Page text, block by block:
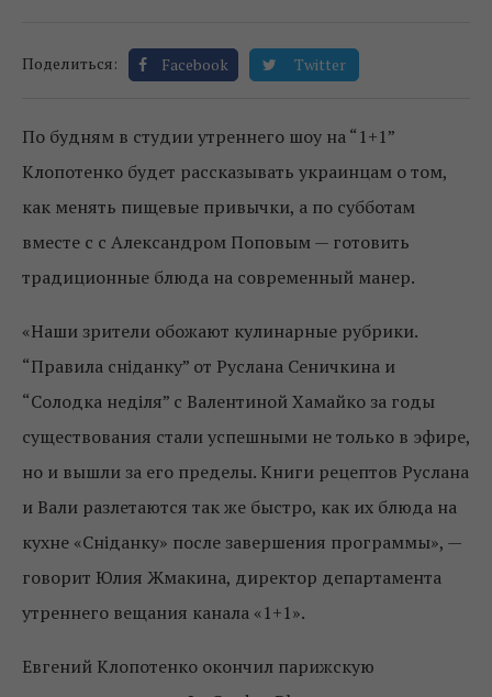
Поделиться: Facebook Twitter
По будням в студии утреннего шоу на “1+1”
Клопотенко будет рассказывать украинцам о том,
как менять пищевые привычки, а по субботам
вместе с с Александром Поповым — готовить
традиционные блюда на современный манер.
«Наши зрители обожают кулинарные рубрики.
“Правила сніданку” от Руслана Сеничкина и
“Солодка неділя” с Валентиной Хамайко за годы
существования стали успешными не только в эфире,
но и вышли за его пределы. Книги рецептов Руслана
и Вали разлетаются так же быстро, как их блюда на
кухне «Сніданку» после завершения программы», —
говорит Юлия Жмакина, директор департамента
утреннего вещания канала «1+1».
Евгений Клопотенко окончил парижскую